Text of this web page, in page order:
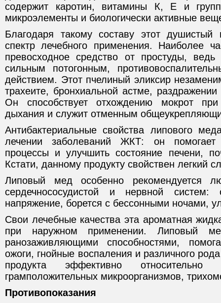
содержит каротин, витамины К, Е и
микроэлементы и биологически активные
Благодаря такому составу этот душистый
спектр лечебного применения. Наиболее
превосходное средство от простуды,
сильным потогонным,
действием. Этот пчелиный эликсир
трахеите, бронхиальной астме,
Он способствует отхождению мокрот при
дыхания и служит отменным
Антибактериальные свойства липового
лечении заболеваний ЖКТ: он помогает
процессы и улучшить состояние печени,
Кстати, данному продукту свойствен легкий
Липовый мед особенно рекомендуется
сердечнососудистой и нервной
напряжение, борется с бессонными ночами,
Свои лечебные качества эта ароматная
при наружном применении. Липовый
ранозаживляющими способностями,
ожоги, гнойные воспаления и различного
продукта эффективно относительно
грамположительных микроорганизмов,
Противопоказания